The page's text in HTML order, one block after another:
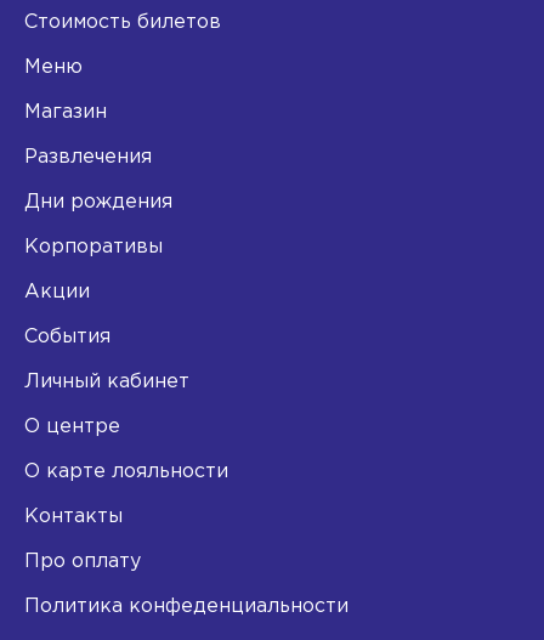
Стоимость билетов
Меню
Магазин
Развлечения
Дни рождения
Корпоративы
Акции
События
Личный кабинет
О центре
О карте лояльности
Контакты
Про оплату
Политика конфеденциальности